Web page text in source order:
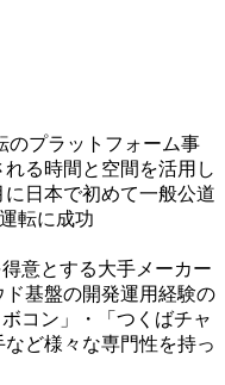
のプラットフォーム事
る時間と空間を活用し
に日本で初めて一般公道
転に成功
意とする大手メーカー
基盤の開発運用経験の
コン」・「つくばチャ
ど様々な専門性を持っ